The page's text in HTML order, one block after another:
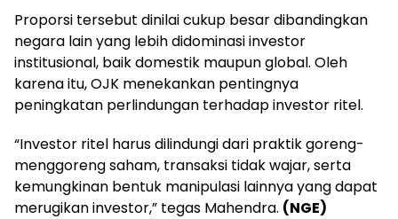
Proporsi tersebut dinilai cukup besar dibandingkan
negara lain yang lebih didominasi investor
institusional, baik domestik maupun global. Oleh
karena itu, OJK menekankan pentingnya
peningkatan perlindungan terhadap investor ritel.
“Investor ritel harus dilindungi dari praktik goreng-
menggoreng saham, transaksi tidak wajar, serta
kemungkinan bentuk manipulasi lainnya yang dapat
merugikan investor,” tegas Mahendra. (NGE)